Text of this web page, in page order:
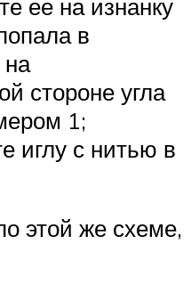
ее на изнанку
в
стороне угла
1;
иглу с нитью в
этой же схеме,